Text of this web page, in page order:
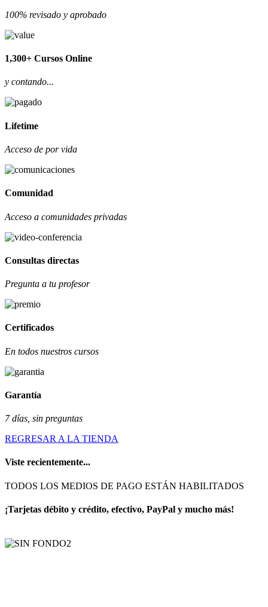
100% revisado y aprobado
1,300+ Cursos Online
y contando...
Lifetime
Acceso de por vida
Comunidad
Acceso a comunidades privadas
Consultas directas
Pregunta a tu profesor
Certificados
En todos nuestros cursos
Garantía
7 días, sin preguntas
REGRESAR A LA TIENDA
Viste recientemente...
TODOS LOS MEDIOS DE PAGO ESTÁN HABILITADOS
¡Tarjetas débito y crédito, efectivo, PayPal y mucho más!